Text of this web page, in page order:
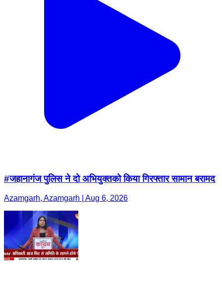
#जहानागंज पुलिस ने दो अभियुक्तको किया गिरफ्तार सामान बरामद
Azamgarh, Azamgarh | Aug 6, 2026